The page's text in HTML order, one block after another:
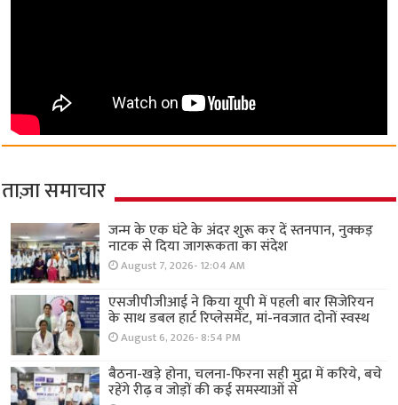
ताज़ा समाचार
जन्म के एक घंटे के अंदर शुरू कर दें स्तनपान, नुक्कड़
नाटक से दिया जागरूकता का संदेश
August 7, 2026- 12:04 AM
एसजीपीजीआई ने किया यूपी में पहली बार सिजेरियन
के साथ डबल हार्ट रिप्लेसमेंट, मां-नवजात दोनों स्वस्थ
August 6, 2026- 8:54 PM
बैठना-खड़े होना, चलना-फिरना सही मुद्रा में करिये, बचे
रहेंगे रीढ़ व जोड़ों की कई समस्याओं से